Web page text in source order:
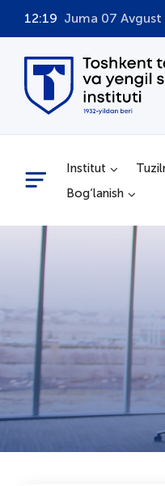
12:19 Juma 07
Institut
Bog‘lanish